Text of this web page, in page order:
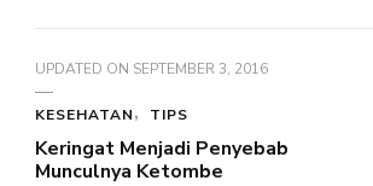
UPDATED ON SEPTEMBER 3, 2016
KESEHATAN TIPS
Keringat Menjadi Penyebab
Munculnya Ketombe